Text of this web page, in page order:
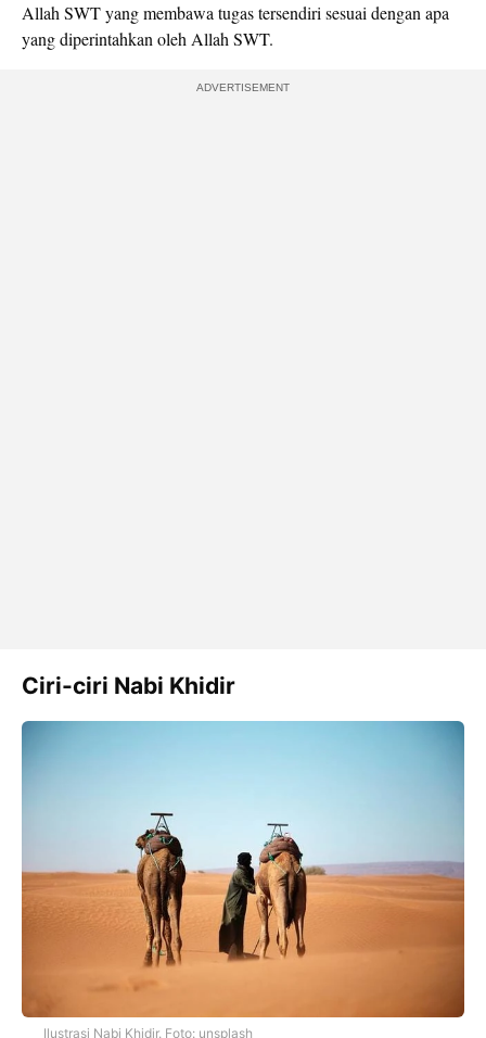
Allah SWT yang membawa tugas tersendiri sesuai dengan apa
yang diperintahkan oleh Allah SWT.
ADVERTISEMENT
Ciri-ciri Nabi Khidir
Ilustrasi Nabi Khidir. Foto: unsplash